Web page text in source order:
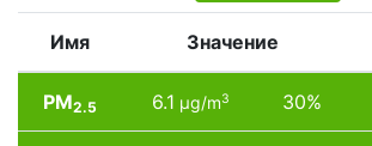
Имя Значение
PM2.5 6.1 µg/m3 30%